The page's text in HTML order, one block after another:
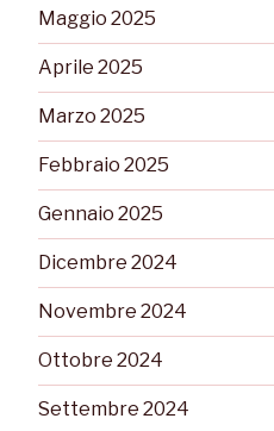
Maggio 2025
Aprile 2025
Marzo 2025
Febbraio 2025
Gennaio 2025
Dicembre 2024
Novembre 2024
Ottobre 2024
Settembre 2024